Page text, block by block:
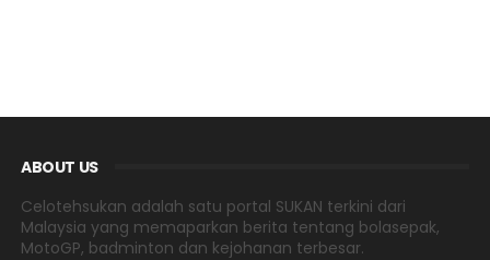
ABOUT US
Celotehsukan adalah satu portal SUKAN terkini dari
Malaysia yang memaparkan berita tentang bolasepak,
MotoGP, badminton dan kejohanan terbesar.